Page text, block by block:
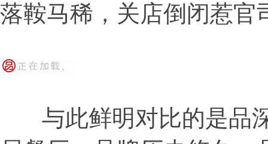
落鞍马稀，关店倒闭惹官
与此鲜明对比的是品